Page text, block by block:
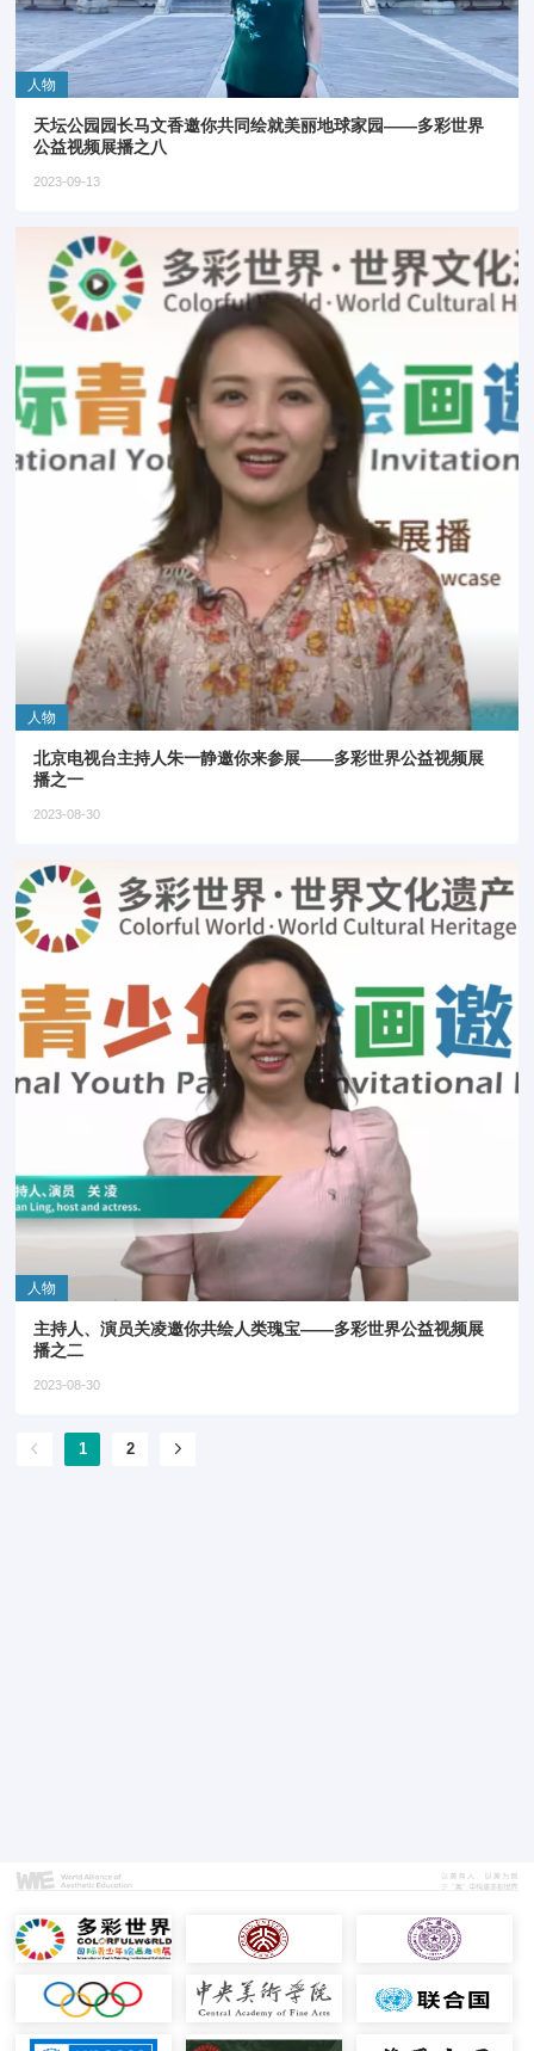
人物
天坛公园园长马文香邀你共同绘就美丽地球家园——多彩世界
公益视频展播之八
2023-09-13
人物
北京电视台主持人朱一静邀你来参展——多彩世界公益视频展
播之一
2023-08-30
人物
主持人、演员关凌邀你共绘人类瑰宝——多彩世界公益视频展
播之二
2023-08-30
1 2